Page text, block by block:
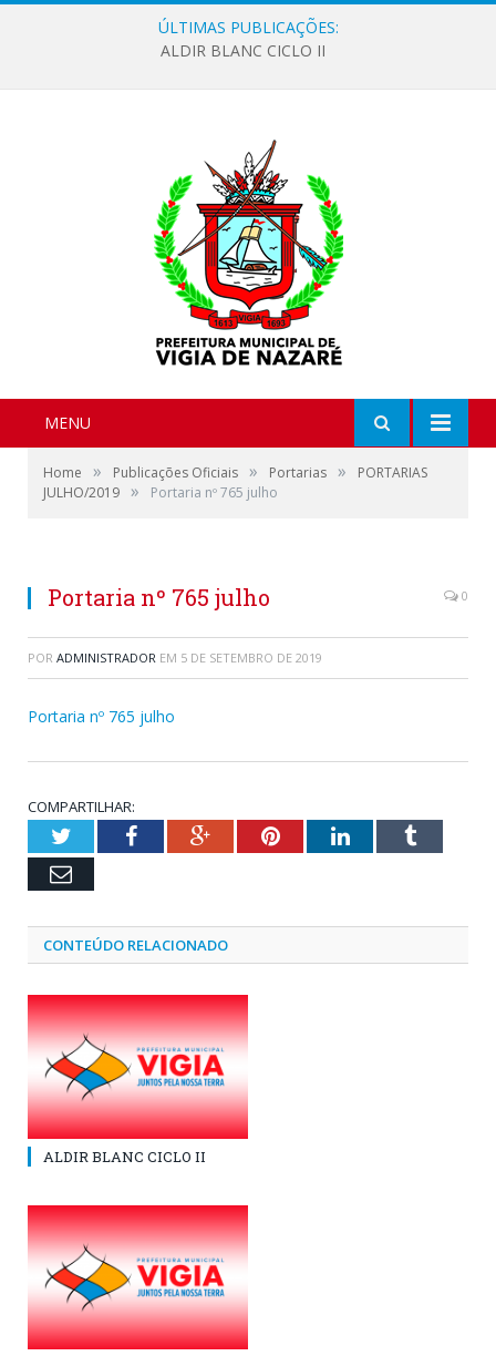
ÚLTIMAS PUBLICAÇÕES:
ALDIR BLANC CICLO II
MENU
Home » Publicações Oficiais » Portarias »
PORTARIAS
JULHO/2019 » Portaria nº 765 julho
Portaria nº 765 julho 0
POR ADMINISTRADOR EM 5 DE SETEMBRO DE 2019
Portaria nº 765 julho
COMPARTILHAR:
TwitterFacebookGoogle+PinterestLinkedInTumblr
Email
CONTEÚDO RELACIONADO
ALDIR BLANC CICLO II